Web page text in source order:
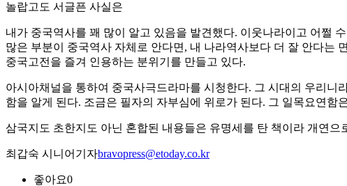
놀랍고도 서글픈 사실은
내가 중국역사를 꽤 많이 알고 있음을 발견했다. 이웃나라이고 어쩔
많은 부분이 중국역사 자체로 안다면, 내 나라역사보다 더 잘 안다는
중국고전을 즐겨 인용하는 분위기를 만들고 있다.
아시아채널을 통하여 중국사극드라마를 시청한다. 그 시대의 우리
함을 알게 된다. 조금은 필자의 자부심에 위로가 된다. 그 일목요연
삼국지도 초한지도 아닌 혼합된 내용들은 유명세를 탄 책이라 개연으
최갑숙 시니어기자bravopress@etoday.co.kr
좋아요0